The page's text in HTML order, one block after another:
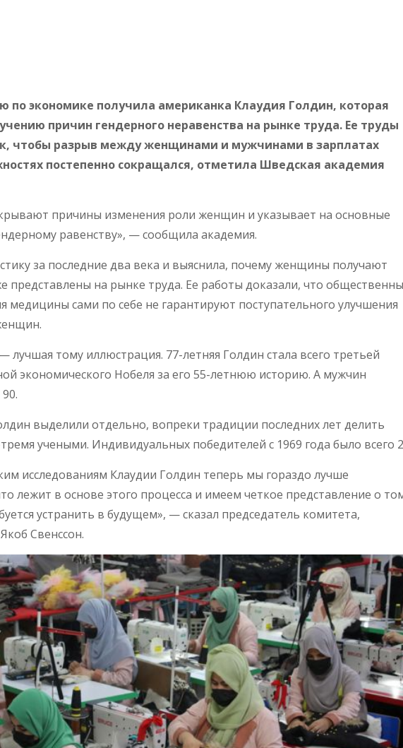
по экономике получила американка Клаудия Голдин, которая
причин гендерного неравенства на рынке труда. Ее труды
чтобы разрыв между женщинами и мужчинами в зарплатах
постепенно сокращался, отметила Шведская академия
причины изменения роли женщин и указывает на основные
равенству», — сообщила академия.
за последние два века и выяснила, почему женщины получают
представлены на рынке труда. Ее работы доказали, что
медицины сами по себе не гарантируют поступательного улучшения
лучшая тому иллюстрация. 77-летняя Голдин стала всего третьей
экономического Нобеля за его 55-летнюю историю. А мужчин
выделили отдельно, вопреки традиции последних лет делить
учеными. Индивидуальных победителей с 1969 года было всего
исследованиям Клаудии Голдин теперь мы гораздо лучше
лежит в основе этого процесса и имеем четкое представление о
устранить в будущем», — сказал председатель комитета,
Свенссон.